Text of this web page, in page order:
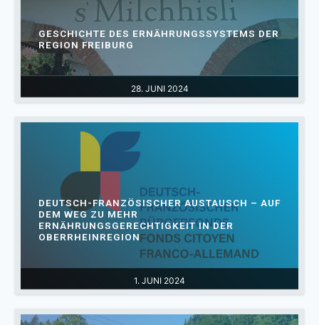
28. JUNI 2024
GESCHICHTE DES ERNÄHRUNGSSYSTEMS DER
REGION FREIBURG
1. JUNI 2024
DEUTSCH-FRANZÖSISCHER AUSTAUSCH – AUF
DEM WEG ZU MEHR
ERNÄHRUNGSGERECHTIGKEIT IN DER
OBERRHEINREGION